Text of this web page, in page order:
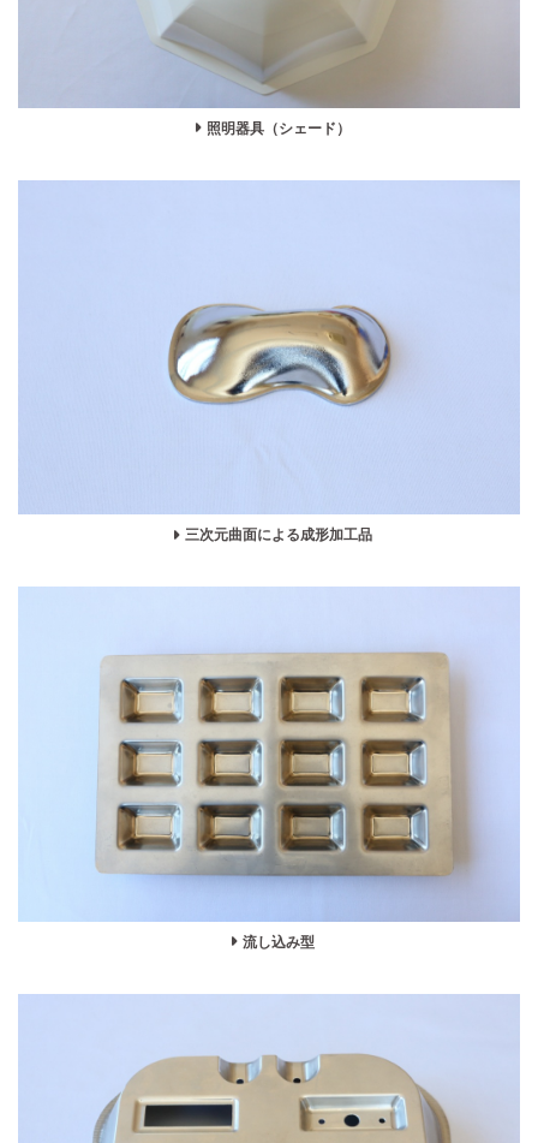
照明器具（シェード）
三次元曲面による成形加工品
流し込み型